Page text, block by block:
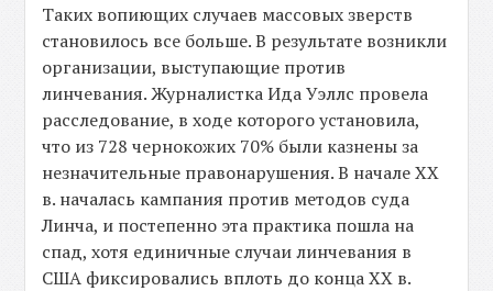
Таких вопиющих случаев массовых зверств
становилось все больше. В результате возникли
организации, выступающие против
линчевания. Журналистка Ида Уэллс провела
расследование, в ходе которого установила,
что из 728 чернокожих 70% были казнены за
незначительные правонарушения. В начале ХХ
в. началась кампания против методов суда
Линча, и постепенно эта практика пошла на
спад, хотя единичные случаи линчевания в
США фиксировались вплоть до конца ХХ в.